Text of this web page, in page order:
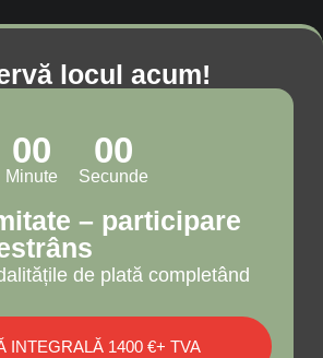
locul acum!
00
Minute
00
Secunde
– participare
de plată completând
INTEGRALĂ 1400 €+ TVA